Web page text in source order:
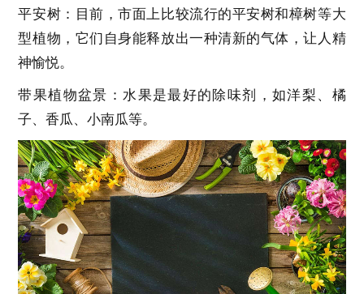
平安树：目前，市面上比较流行的平安树和樟树等大
型植物，它们自身能释放出一种清新的气体，让人精
神愉悦。
带果植物盆景：水果是最好的除味剂，如洋梨、橘
子、香瓜、小南瓜等。